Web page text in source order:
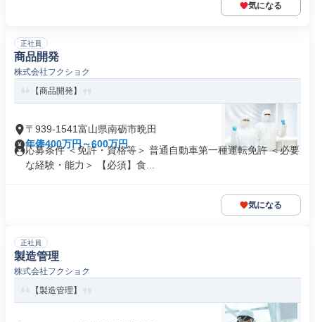
気になる
正社員
商品開発
株式会社フクショク
【商品開発】
〒939-1541富山県南砺市晩田
年俸400万円～600万円
応募条件 ＜免許・資格等＞ 普通自動車第一種運転免許 ＜必要
な経験・能力＞ 【必須】食...
気になる
正社員
製造管理
株式会社フクショク
【製造管理】